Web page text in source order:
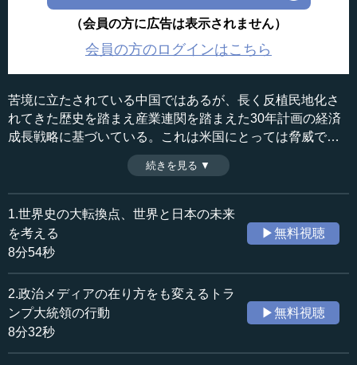
（会員の方に広告は表示されません）
会員の方のログインはこちら
苦境に立たされている中国ではあるが、長く反植民地化さ
れてきた歴史を踏まえ産業連関を踏まえた30年計画の経済
成長戦略に基づいている。これは米国にとっては脅威であ
り、両国の間で覇権闘争が起きている。また、トランプ大
統領になってから北朝鮮問題も動きを見せている。もし、
終戦することになれば日本にも影響がでてくる、と島田氏
は語る。（2019年1月28日開催島田塾会長講演「激変する
世界と日本の針路」より、全14話中第11話）
収録日：2019年1月28日
追加日：2019年5月21日
カテゴリー：
国際
国際一般
≪全文≫
●長い苦境を踏まえての「中国の夢」
中国はこの程度のことでは屈しないと思います。中国が
続きを見る ▼
1.世界史の大転換点、世界と日本の未来
を考える
8分54秒
▶無料視聴
2.政治メディアの在り方をも変えるトラ
ンプ大統領の行動
8分32秒
▶無料視聴